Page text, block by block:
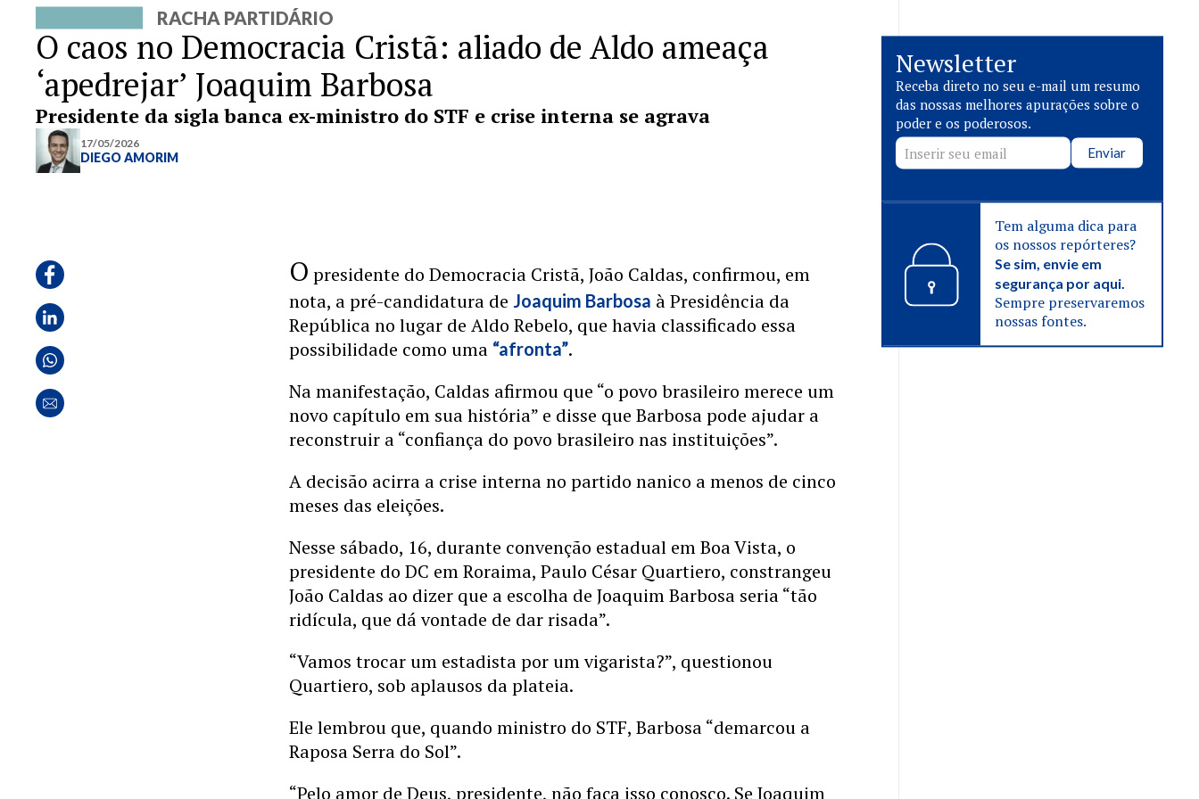
RACHA PARTIDÁRIO
O caos no Democracia Cristã: aliado de Aldo ameaça
‘apedrejar’ Joaquim Barbosa
Presidente da sigla banca ex-ministro do STF e crise interna se agrava
17/05/2026
DIEGO AMORIM
O presidente do Democracia Cristã, João Caldas, confirmou, em
nota, a pré-candidatura deJoaquim Barbosa à Presidência da
República no lugar de Aldo Rebelo, que havia classificado essa
possibilidade como uma “afronta”.
Na manifestação, Caldas afirmou que “o povo brasileiro merece um
novo capítulo em sua história” e disse que Barbosa pode ajudar a
reconstruir a “confiança do povo brasileiro nas instituições”.
A decisão acirra a crise interna no partido nanico a menos de cinco
meses das eleições.
Nesse sábado, 16, durante convenção estadual em Boa Vista, o
presidente do DC em Roraima, Paulo César Quartiero, constrangeu
João Caldas ao dizer que a escolha de Joaquim Barbosa seria “tão
ridícula, que dá vontade de dar risada”.
“Vamos trocar um estadista por um vigarista?”, questionou
Quartiero, sob aplausos da plateia.
Ele lembrou que, quando ministro do STF, Barbosa “demarcou a
Raposa Serra do Sol”.
“Pelo amor de Deus, presidente, não faça isso conosco. Se Joaquim
Newsletter
Receba direto no seu e-mail um resumo
das nossas melhores apurações sobre o
poder e os poderosos.
Enviar
Tem alguma dica para
os nossos repórteres?
Se sim, envie em
segurança por aqui.
Sempre preservaremos
nossas fontes.